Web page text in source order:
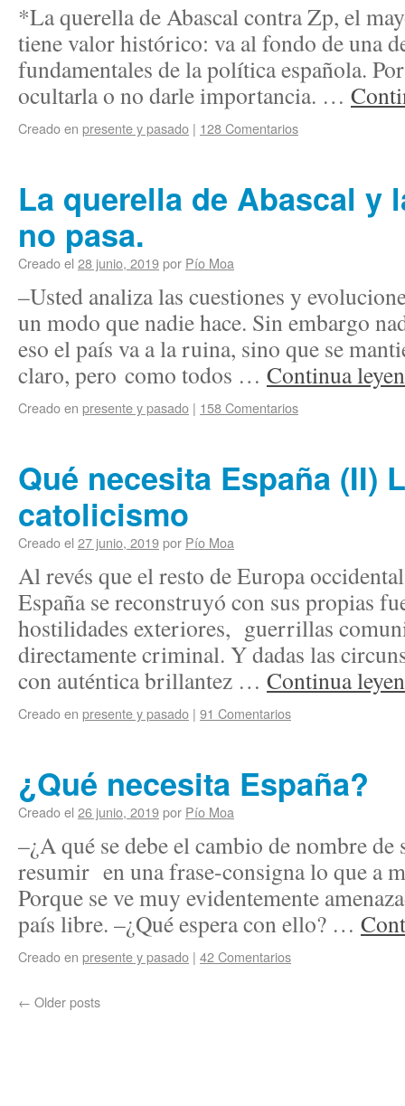
*La querella de Abascal contra Zp, el
tiene valor histórico: va al fondo de una
fundamentales de la política española.
ocultarla o no darle importancia. …
Creado en presente y pasado | 128 Comentarios
La querella de Abascal y
no pasa.
Creado el 28 junio, 2019por Pío Moa
–Usted analiza las cuestiones y
un modo que nadie hace. Sin embargo
eso el país va a la ruina, sino que se
claro, pero como todos … Continua
Creado en presente y pasado | 158 Comentarios
Qué necesita España (II)
catolicismo
Creado el 27 junio, 2019por Pío Moa
Al revés que el resto de Europa
España se reconstruyó con sus propias
hostilidades exteriores, guerrillas
directamente criminal. Y dadas las
con auténtica brillantez … Continua
Creado en presente y pasado | 91 Comentarios
¿Qué necesita España?
Creado el 26 junio, 2019por Pío Moa
–¿A qué se debe el cambio de nombre
resumir en una frase-consigna lo que a
Porque se ve muy evidentemente
país libre. –¿Qué espera con ello? …
Creado en presente y pasado | 42 Comentarios
← Older posts